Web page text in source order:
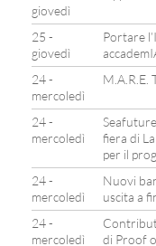
giovedì
25 -
giovedì
Portare
24 -
mercoledì
M.A.R.E.
24 -
mercoledì
fiera di
per il
24 -
mercoledì
Nuovi
uscita a
24 -
mercoledì
di Proof